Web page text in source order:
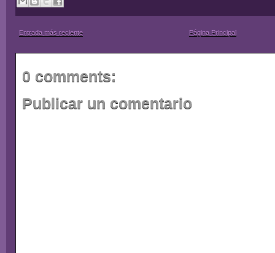
Entrada más reciente Página Principal
0 comments:
Publicar un comentario